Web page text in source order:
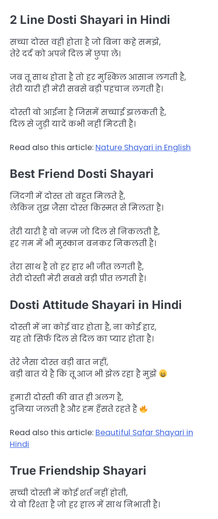
2 Line Dosti Shayari in Hindi
सच्चा दोस्त वही होता है जो बिना कहे समझे,
तेरे दर्द को अपने दिल में छुपा ले।
जब तू साथ होता है तो हर मुश्किल आसान लगती है,
तेरी यारी ही मेरी सबसे बड़ी पहचान लगती है।
दोस्ती वो आईना है जिसमें सच्चाई झलकती है,
दिल से जुड़ी यादें कभी नहीं मिटती हैं।
Read also this article: Nature Shayari in English
Best Friend Dosti Shayari
जिंदगी में दोस्त तो बहुत मिलते हैं,
लेकिन तुझ जैसा दोस्त किस्मत से मिलता है।
तेरी यारी है वो नज़्म जो दिल से निकलती है,
हर ग़म में भी मुस्कान बनकर निकलती है।
तेरा साथ है तो हर हार भी जीत लगती है,
तेरी दोस्ती मेरी सबसे बड़ी प्रीत लगती है।
Dosti Attitude Shayari in Hindi
दोस्ती में ना कोई वार होता है, ना कोई हार,
यह तो सिर्फ दिल से दिल का प्यार होता है।
तेरे जैसा दोस्त बड़ी बात नहीं,
बड़ी बात ये है कि तू आज भी झेल रहा है मुझे
हमारी दोस्ती की बात ही अलग है,
दुनिया जलती है और हम हँसते रहते हैं
Read also this article: Beautiful Safar Shayari in
Hindi
True Friendship Shayari
सच्ची दोस्ती में कोई शर्त नहीं होती,
ये वो रिश्ता है जो हर हाल में साथ निभाती है।